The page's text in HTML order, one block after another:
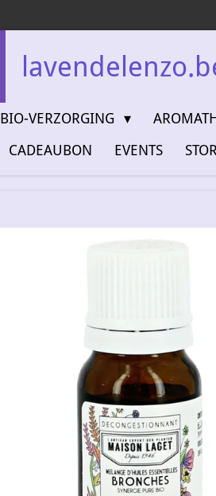
BIO-VERZORGING
CADEAUBON EVENTS